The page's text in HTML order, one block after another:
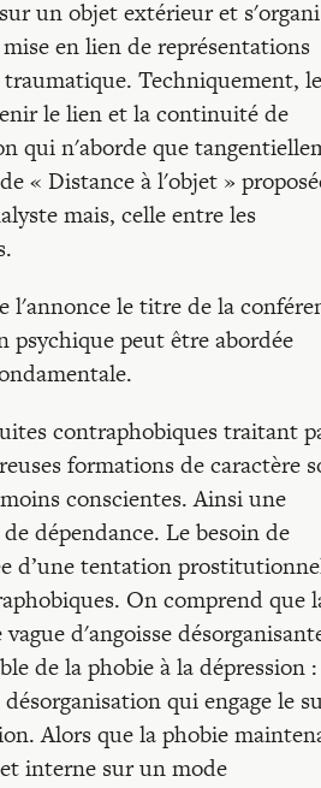
un objet extérieur et
en lien de représentations
Techniquement, le
le lien et la continuité de
qui n'aborde que
« Distance à l'objet »
mais, celle entre les
l'annonce le titre de la
psychique peut être abordée
contraphobiques traitant
formations de caractère
conscientes. Ainsi une
dépendance. Le besoin de
d’une tentation
On comprend que
d'angoisse
de la phobie à la dépression
qui engage le
Alors que la phobie
interne sur un mode